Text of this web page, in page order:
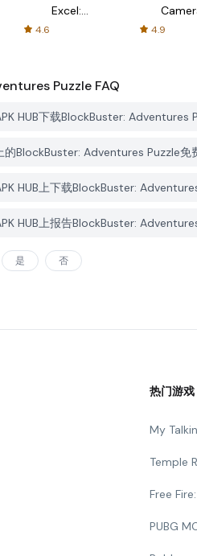
Excel:
Spreadsheets
4.6 4.9
Puzzle FAQ
HUB下载BlockBuster: Adventures
的BlockBuster: Adventures Puzzle免
HUB上下载BlockBuster:
HUB上报告BlockBuster:
是 否
热门游戏
My
Temple
Free
PUBG